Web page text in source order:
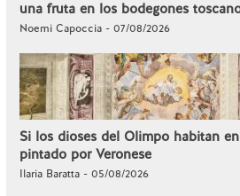
una fruta en los bodegones
Noemi Capoccia - 07/08/2026
Si los dioses del Olimpo habitan
pintado por Veronese
Ilaria Baratta - 05/08/2026